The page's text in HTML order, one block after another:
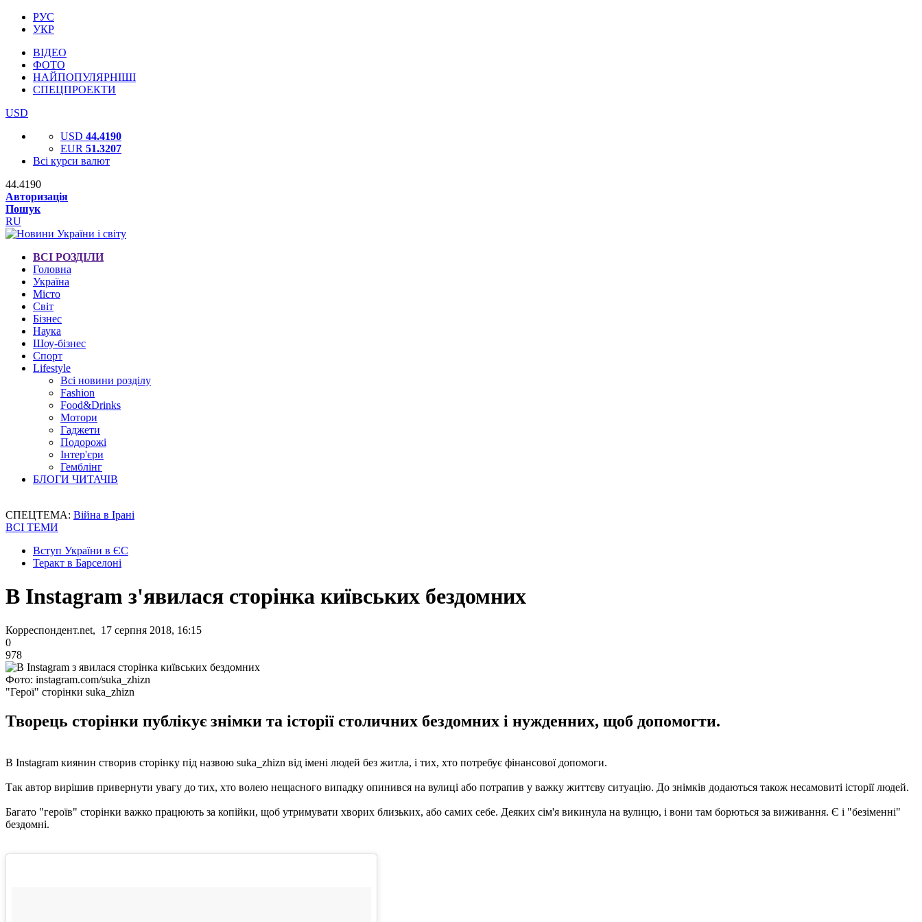
РУС
УКР
ВІДЕО
ФОТО
НАЙПОПУЛЯРНІШІ
СПЕЦПРОЕКТИ
USD
USD 44.4190
EUR 51.3207
Всі курси валют
44.4190
Авторизація
Пошук
RU
ВСІ РОЗДІЛИ
Головна
Україна
Місто
Світ
Бізнес
Наука
Шоу-бізнес
Спорт
Lifestyle
Всі новини розділу
Fashion
Food&Drinks
Мотори
Гаджети
Подорожі
Інтер'єри
Гемблінг
БЛОГИ ЧИТАЧІВ
СПЕЦТЕМА: Війна в Ірані
ВСІ ТЕМИ
Вступ України в ЄС
Теракт в Барселоні
В Instagram з'явилася сторінка київських бездомних
Корреспондент.net, 17 серпня 2018, 16:15
0
978
Фото: instagram.com/suka_zhizn
"Герої" сторінки suka_zhizn
Творець сторінки публікує знімки та історії столичних бездомних і нужденних, щоб допомогти.
В Instagram киянин створив сторінку під назвою suka_zhizn від імені людей без житла, і тих, хто потребує фінансової допомоги.
Так автор вирішив привернути увагу до тих, хто волею нещасного випадку опинився на вулиці або потрапив у важку життєву ситуацію. До знімків додаються також несамовиті історії людей.
Багато "героїв" сторінки важко працюють за копійки, щоб утримувати хворих близьких, або самих себе. Деяких сім'я викинула на вулицю, і вони там борються за виживання. Є і "безіменні"
бездомні.